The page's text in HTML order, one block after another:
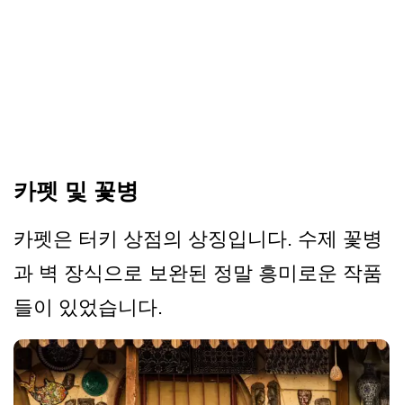
카펫 및 꽃병
카펫은 터키 상점의 상징입니다. 수제 꽃병
과 벽 장식으로 보완된 정말 흥미로운 작품
들이 있었습니다.